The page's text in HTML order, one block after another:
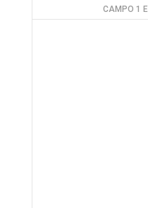
CAMPO 1